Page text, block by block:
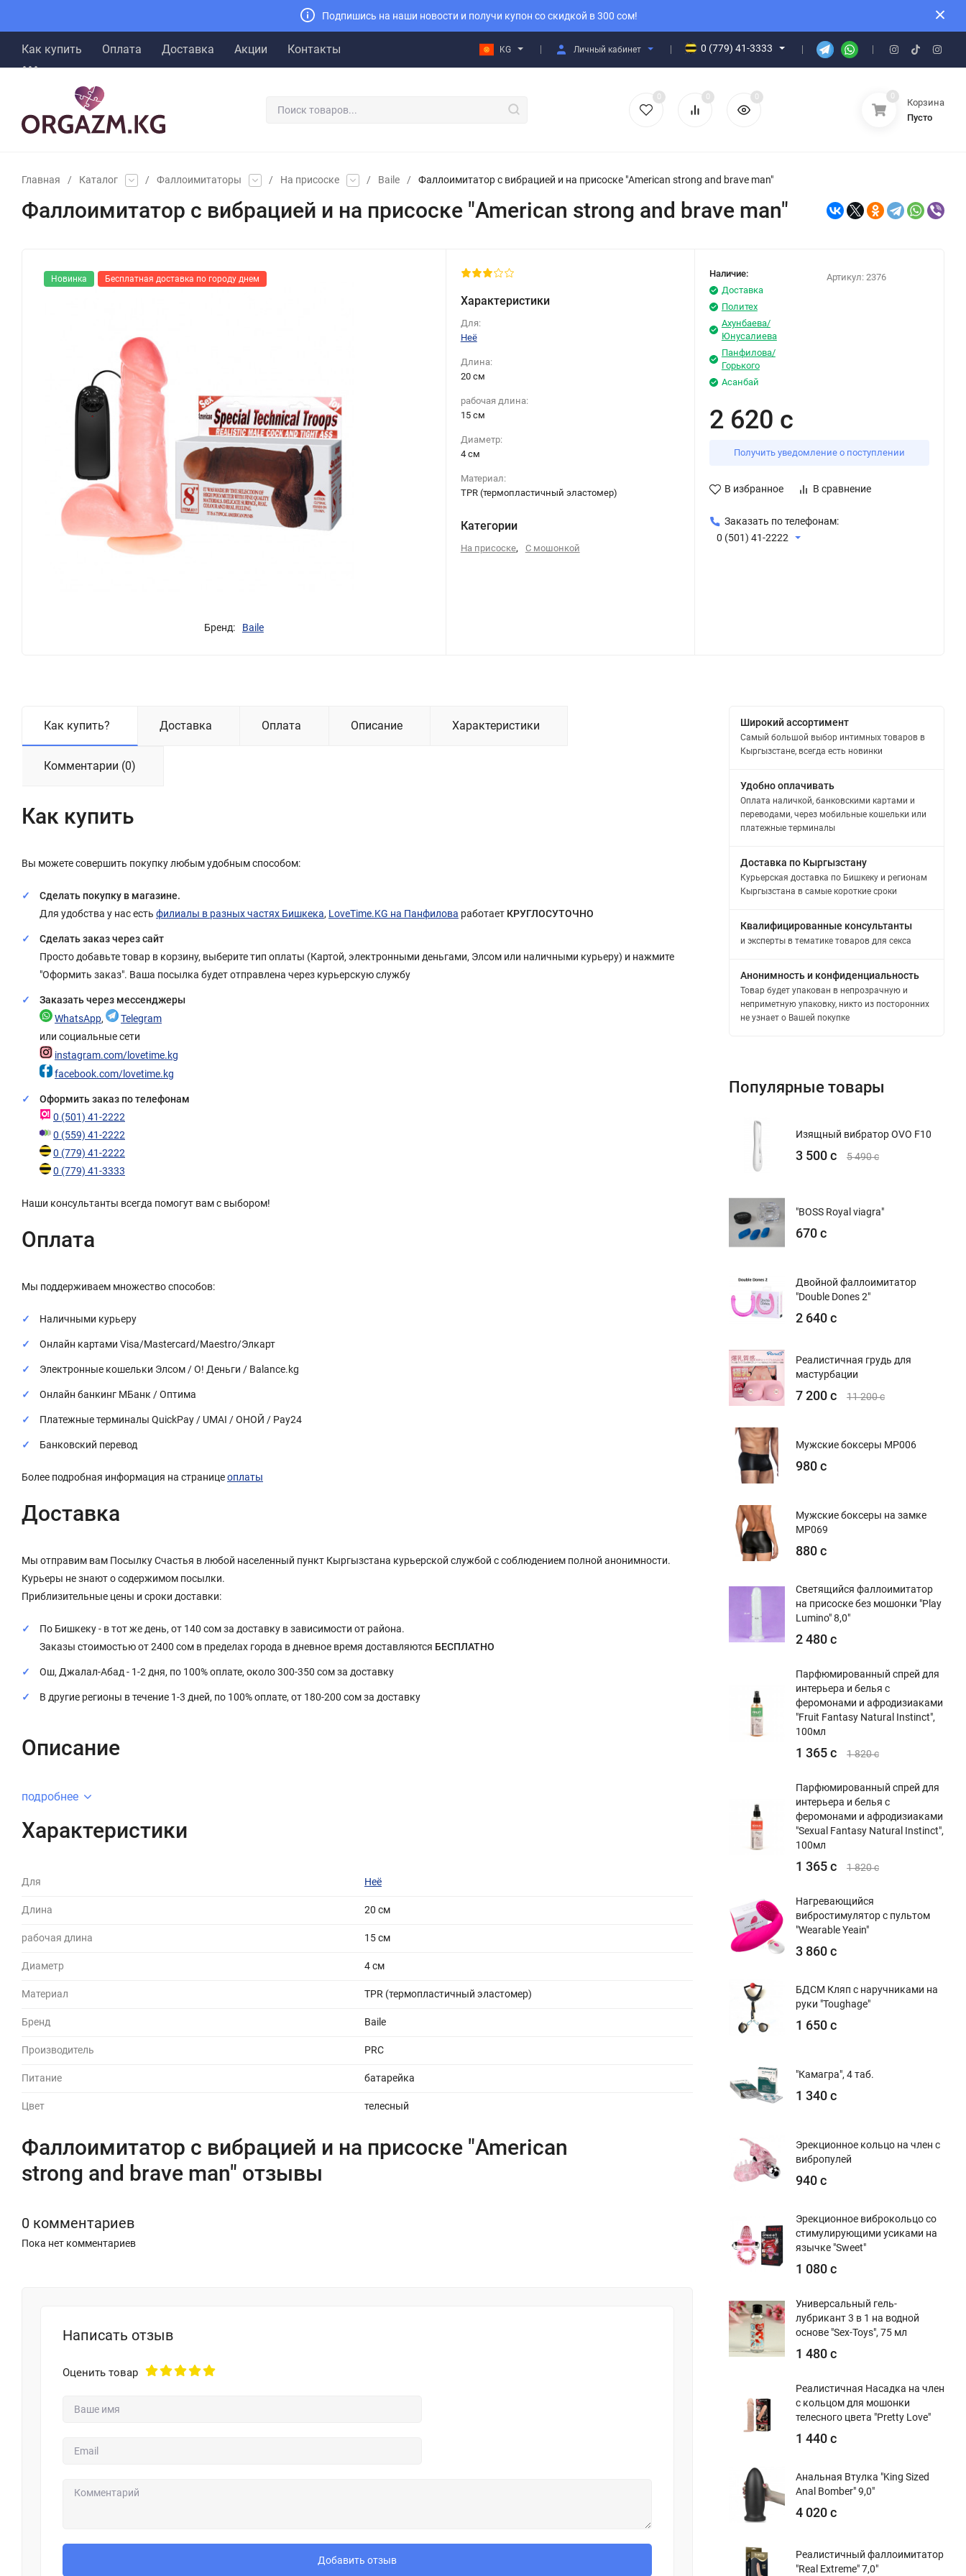
Подпишись на наши новости и получи купон со скидкой в 300 сом!
Как купить Оплата Доставка Акции Контакты KG Личный кабинет 0 (779) 41-3333
0 0 0 0
Корзина
Пусто
Главная / Каталог / Фаллоимитаторы / На присоске / Baile / Фаллоимитатор с вибрацией и на присоске "American strong and brave man"
Фаллоимитатор с вибрацией и на присоске "American strong and brave man"
Новинка Бесплатная доставка по городу днем
Бренд: Baile
Характеристики
Для:
Неё
Длина:
20 cм
рабочая длина:
15 см
Диаметр:
4 cм
Материал:
TPR (термопластичный эластомер)
Категории
На присоске, С мошонкой
Наличие:
Доставка
Политех
Ахунбаева/
Юнусалиева
Панфилова/
Горького
Асанбай
Артикул: 2376
2 620 с
Получить уведомление о поступлении
В избранное В сравнение
Заказать по телефонам:
0 (501) 41-2222
Как купить? Доставка Оплата Описание Характеристики
Комментарии (0)
Как купить
Вы можете совершить покупку любым удобным способом:
Сделать покупку в магазине.
Для удобства у нас есть филиалы в разных частях Бишкека, LoveTime.KG на Панфилова работает КРУГЛОСУТОЧНО
Сделать заказ через сайт
Просто добавьте товар в корзину, выберите тип оплаты (Картой, электронными деньгами, Элсом или наличными курьеру) и нажмите
"Оформить заказ". Ваша посылка будет отправлена через курьерскую службу
Заказать через мессенджеры
WhatsApp,
Telegram
или социальные сети
instagram.com/lovetime.kg
facebook.com/lovetime.kg
Оформить заказ по телефонам
0 (501) 41-2222
0 (559) 41-2222
0 (779) 41-2222
0 (779) 41-3333
Наши консультанты всегда помогут вам с выбором!
Оплата
Мы поддерживаем множество способов:
Наличными курьеру
Онлайн картами Visa/Mastercard/Maestro/Элкарт
Электронные кошельки Элсом / О! Деньги / Balance.kg
Онлайн банкинг МБанк / Оптима
Платежные терминалы QuickPay / UMAI / ОНОЙ / Pay24
Банковский перевод
Более подробная информация на страницеоплаты
Доставка
Мы отправим вам Посылку Счастья в любой населенный пункт Кыргызстана курьерской службой с соблюдением полной анонимности.
Курьеры не знают о содержимом посылки.
Приблизительные цены и сроки доставки:
По Бишкеку - в тот же день, от 140 сом за доставку в зависимости от района.
Заказы стоимостью от 2400 сом в пределах города в дневное время доставляются БЕСПЛАТНО
Ош, Джалал-Абад - 1-2 дня, по 100% оплате, около 300-350 сом за доставку
В другие регионы в течение 1-3 дней, по 100% оплате, от 180-200 сом за доставку
Описание
подробнее
Характеристики
Для Неё
Длина 20 cм
рабочая длина 15 см
Диаметр 4 cм
Материал TPR (термопластичный эластомер)
Бренд Baile
Производитель PRC
Питание батарейка
Цвет телесный
Фаллоимитатор с вибрацией и на присоске "American
strong and brave man" отзывы
0 комментариев
Пока нет комментариев
Написать отзыв
Оценить товар
Добавить отзыв
Широкий ассортимент
Самый большой выбор интимных товаров в
Кыргызстане, всегда есть новинки
Удобно оплачивать
Оплата наличкой, банковскими картами и
переводами, через мобильные кошельки или
платежные терминалы
Доставка по Кыргызстану
Курьерская доставка по Бишкеку и регионам
Кыргызстана в самые короткие сроки
Квалифицированные консультанты
и эксперты в тематике товаров для секса
Анонимность и конфиденциальность
Товар будет упакован в непрозрачную и
неприметную упаковку, никто из посторонних
не узнает о Вашей покупке
Популярные товары
Изящный вибратор OVO F10
3 500 с 5 490 с
"BOSS Royal viagra"
670 с
Двойной фаллоимитатор
"Double Dones 2"
2 640 с
Реалистичная грудь для
мастурбации
7 200 с 11 200 с
Мужские боксеры MP006
980 с
Мужские боксеры на замке
MP069
880 с
Светящийся фаллоимитатор
на присоске без мошонки "Play
Lumino" 8,0"
2 480 с
Парфюмированный спрей для
интерьера и белья с
феромонами и афродизиаками
"Fruit Fantasy Natural Instinct",
100мл
1 365 с 1 820 с
Парфюмированный спрей для
интерьера и белья с
феромонами и афродизиаками
"Sexual Fantasy Natural Instinct",
100мл
1 365 с 1 820 с
Нагревающийся
вибростимулятор с пультом
"Wearable Yeain"
3 860 с
БДСМ Кляп с наручниками на
руки "Toughage"
1 650 с
"Камагра", 4 таб.
1 340 с
Эрекционное кольцо на член с
вибропулей
940 с
Эрекционное виброкольцо со
стимулирующими усиками на
язычке "Sweet"
1 080 с
Универсальный гель-
лубрикант 3 в 1 на водной
основе "Sex-Toys", 75 мл
1 480 с
Реалистичная Насадка на член
с кольцом для мошонки
телесного цвета "Pretty Love"
1 440 с
Анальная Втулка "King Sized
Anal Bomber" 9,0"
4 020 с
Реалистичный фаллоимитатор
"Real Extreme" 7,0"